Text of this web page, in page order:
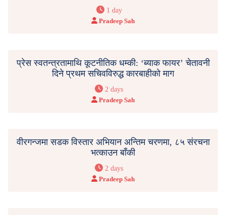
1 day
Pradeep Sah
प्रेस स्वतन्त्रतामाथि कूटनीतिक धम्की: ‘ब्याक फायर’ चेतावनी
दिने प्रथम सचिवविरुद्ध कारबाहीको माग
2 days
Pradeep Sah
वीरगन्जमा सडक विस्तार अभियान अन्तिम चरणमा, ८५ संरचना
भत्काउन बाँकी
2 days
Pradeep Sah